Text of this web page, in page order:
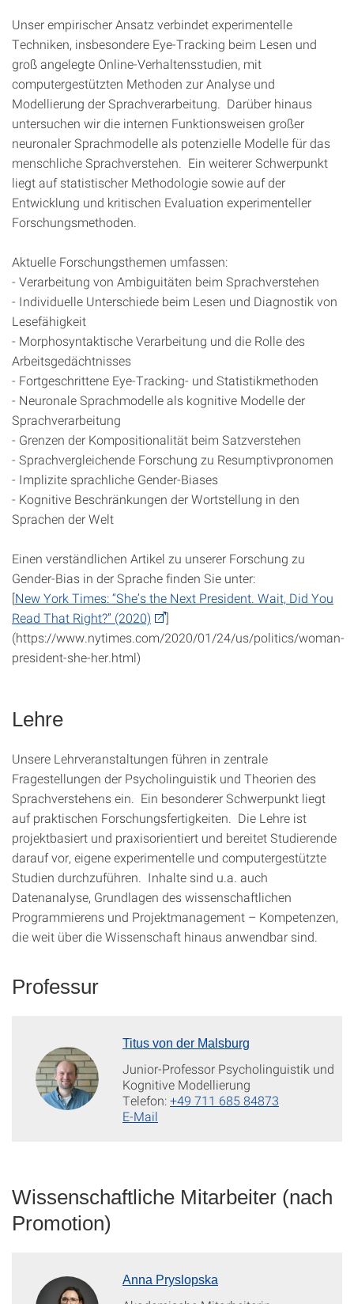
Unser empirischer Ansatz verbindet experimentelle
Techniken, insbesondere Eye-Tracking beim Lesen und
groß angelegte Online-Verhaltensstudien, mit
computergestützten Methoden zur Analyse und
Modellierung der Sprachverarbeitung. Darüber hinaus
untersuchen wir die internen Funktionsweisen großer
neuronaler Sprachmodelle als potenzielle Modelle für das
menschliche Sprachverstehen. Ein weiterer Schwerpunkt
liegt auf statistischer Methodologie sowie auf der
Entwicklung und kritischen Evaluation experimenteller
Forschungsmethoden.
Aktuelle Forschungsthemen umfassen:
- Verarbeitung von Ambiguitäten beim Sprachverstehen
- Individuelle Unterschiede beim Lesen und Diagnostik von
Lesefähigkeit
- Morphosyntaktische Verarbeitung und die Rolle des
Arbeitsgedächtnisses
- Fortgeschrittene Eye-Tracking- und Statistikmethoden
- Neuronale Sprachmodelle als kognitive Modelle der
Sprachverarbeitung
- Grenzen der Kompositionalität beim Satzverstehen
- Sprachvergleichende Forschung zu Resumptivpronomen
- Implizite sprachliche Gender-Biases
- Kognitive Beschränkungen der Wortstellung in den
Sprachen der Welt
Einen verständlichen Artikel zu unserer Forschung zu
Gender-Bias in der Sprache finden Sie unter:
[New York Times: “She’s the Next President. Wait, Did You
Read That Right?” (2020)
]
(https://www.nytimes.com/2020/01/24/us/politics/woman-
president-she-her.html)
Lehre
Unsere Lehrveranstaltungen führen in zentrale
Fragestellungen der Psycholinguistik und Theorien des
Sprachverstehens ein. Ein besonderer Schwerpunkt liegt
auf praktischen Forschungsfertigkeiten. Die Lehre ist
projektbasiert und praxisorientiert und bereitet Studierende
darauf vor, eigene experimentelle und computergestützte
Studien durchzuführen. Inhalte sind u.a. auch
Datenanalyse, Grundlagen des wissenschaftlichen
Programmierens und Projektmanagement – Kompetenzen,
die weit über die Wissenschaft hinaus anwendbar sind.
Professur
Titus von der Malsburg
Junior-Professor Psycholinguistik und
Kognitive Modellierung
Telefon:+49 711 685 84873
E-Mail
Wissenschaftliche Mitarbeiter (nach
Promotion)
Anna Pryslopska